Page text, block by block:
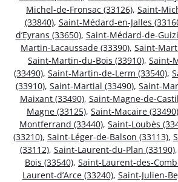
Michel-de-Fronsac (33126), Saint-
(33840), Saint-Médard-en-Jalles
d’Eyrans (33650), Saint-Médard-de-
Martin-Lacaussade (33390), Saint-
Saint-Martin-du-Bois (33910), Saint-
(33490), Saint-Martin-de-Lerm (33540),
(33910), Saint-Martial (33490), Saint-
Maixant (33490), Saint-Magne-de-
Magne (33125), Saint-Macaire (33490)
Montferrand (33440), Saint-Loubès
(33210), Saint-Léger-de-Balson (33113),
(33112), Saint-Laurent-du-Plan (33190),
Bois (33540), Saint-Laurent-des-
Laurent-d’Arce (33240), Saint-Julien-